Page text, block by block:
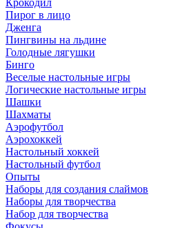
Крокодил
Пирог в лицо
Дженга
Пингвины на льдине
Голодные лягушки
Бинго
Веселые настольные игры
Логические настольные игры
Шашки
Шахматы
Аэрофутбол
Аэрохоккей
Настольный хоккей
Настольный футбол
Опыты
Наборы для создания слаймов
Наборы для творчества
Набор для творчества